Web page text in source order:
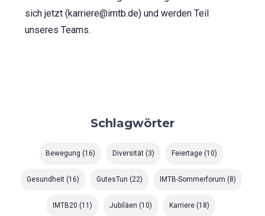
sich jetzt (karriere@imtb.de) und werden Teil
unseres Teams.
Schlagwörter
Bewegung (16) Diversität(3) Feiertage(10)
Gesundheit(16) GutesTun (22) IMTB-Sommerforum (8)
IMTB20 (11) Jubiläen (10) Karriere (18)